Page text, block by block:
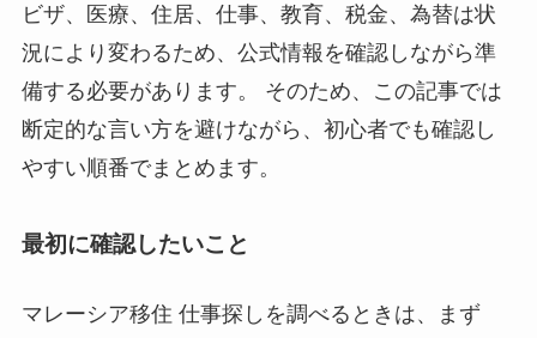
ビザ、医療、住居、仕事、教育、税金、為替は状
況により変わるため、公式情報を確認しながら準
備する必要があります。 そのため、この記事では
断定的な言い方を避けながら、初心者でも確認し
やすい順番でまとめます。
最初に確認したいこと
マレーシア移住 仕事探しを調べるときは、まず